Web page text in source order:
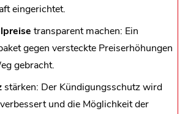
eingerichtet.
transparent machen: Ein
gegen versteckte Preiserhöhungen
gebracht.
stärken: Der Kündigungsschutz wird
und die Möglichkeit der